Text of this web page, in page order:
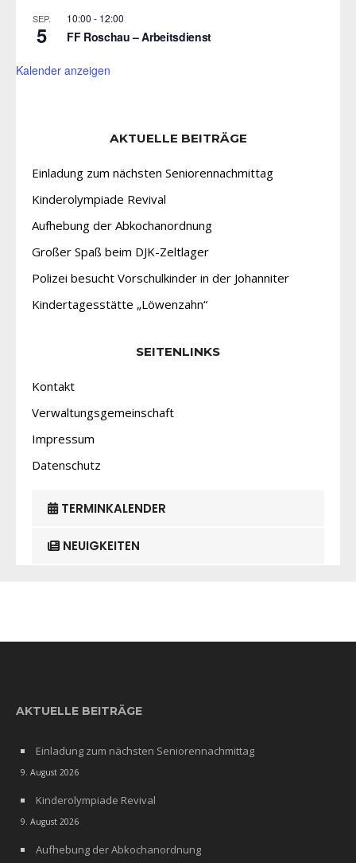
SEP.
5
10:00 - 12:00
FF Roschau – Arbeitsdienst
Kalender anzeigen
AKTUELLE BEITRÄGE
Einladung zum nächsten Seniorennachmittag
Kinderolympiade Revival
Aufhebung der Abkochanordnung
Großer Spaß beim DJK-Zeltlager
Polizei besucht Vorschulkinder in der Johanniter
Kindertagesstätte „Löwenzahn“
SEITENLINKS
Kontakt
Verwaltungsgemeinschaft
Impressum
Datenschutz
TERMINKALENDER
NEUIGKEITEN
AKTUELLE BEITRÄGE
Einladung zum nächsten Seniorennachmittag
9. August 2026
Kinderolympiade Revival
9. August 2026
Aufhebung der Abkochanordnung